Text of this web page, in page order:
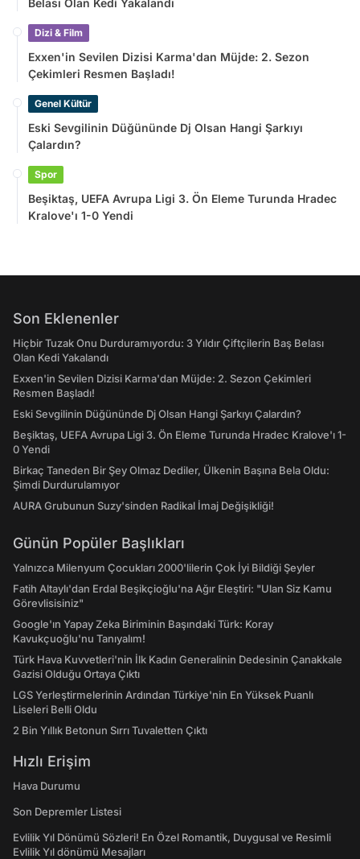
Belası Olan Kedi Yakalandı
Dizi & Film
Exxen'in Sevilen Dizisi Karma'dan Müjde: 2. Sezon
Çekimleri Resmen Başladı!
Genel Kültür
Eski Sevgilinin Düğününde Dj Olsan Hangi Şarkıyı
Çalardın?
Spor
Beşiktaş, UEFA Avrupa Ligi 3. Ön Eleme Turunda Hradec
Kralove'ı 1-0 Yendi
Son Eklenenler
Hiçbir Tuzak Onu Durduramıyordu: 3 Yıldır Çiftçilerin Baş Belası
Olan Kedi Yakalandı
Exxen'in Sevilen Dizisi Karma'dan Müjde: 2. Sezon Çekimleri
Resmen Başladı!
Eski Sevgilinin Düğününde Dj Olsan Hangi Şarkıyı Çalardın?
Beşiktaş, UEFA Avrupa Ligi 3. Ön Eleme Turunda Hradec Kralove'ı 1-
0 Yendi
Birkaç Taneden Bir Şey Olmaz Dediler, Ülkenin Başına Bela Oldu:
Şimdi Durdurulamıyor
AURA Grubunun Suzy'sinden Radikal İmaj Değişikliği!
Günün Popüler Başlıkları
Yalnızca Milenyum Çocukları 2000'lilerin Çok İyi Bildiği Şeyler
Fatih Altaylı'dan Erdal Beşikçioğlu'na Ağır Eleştiri: "Ulan Siz Kamu
Görevlisisiniz"
Google'ın Yapay Zeka Biriminin Başındaki Türk: Koray
Kavukçuoğlu'nu Tanıyalım!
Türk Hava Kuvvetleri'nin İlk Kadın Generalinin Dedesinin Çanakkale
Gazisi Olduğu Ortaya Çıktı
LGS Yerleştirmelerinin Ardından Türkiye'nin En Yüksek Puanlı
Liseleri Belli Oldu
2 Bin Yıllık Betonun Sırrı Tuvaletten Çıktı
Hızlı Erişim
Hava Durumu
Son Depremler Listesi
Evlilik Yıl Dönümü Sözleri! En Özel Romantik, Duygusal ve Resimli
Evlilik Yıl dönümü Mesajları